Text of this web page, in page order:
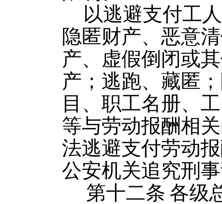
以逃避支付工
隐匿财产、恶意
产、虚假倒闭或
产；逃跑、藏匿
目、职工名册、
等与劳动报酬相
法逃避支付劳动
公安机关追究刑
第十二条 各级